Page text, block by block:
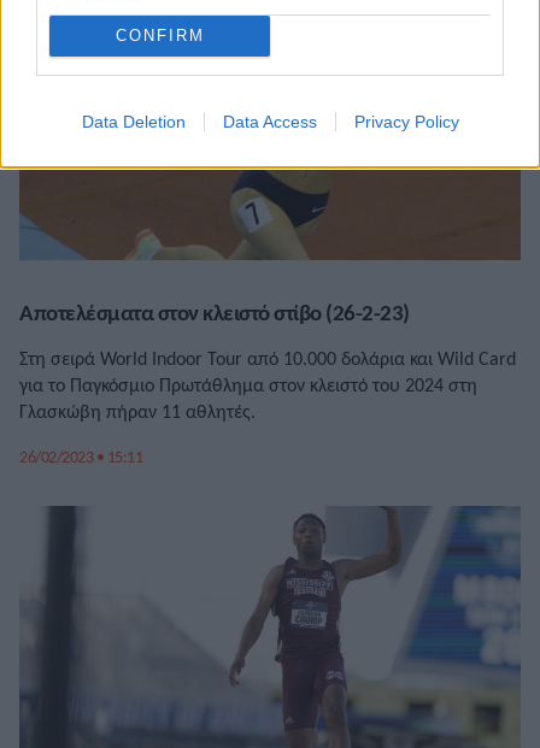
CONFIRM
Data Deletion Data Access Privacy Policy
Αποτελέσματα στον κλειστό στίβο (26-2-23)
Στη σειρά World Indoor Tour από 10.000 δολάρια και Wild Card
για το Παγκόσμιο Πρωτάθλημα στον κλειστό του 2024 στη
Γλασκώβη πήραν 11 αθλητές.
26/02/2023 • 15:11